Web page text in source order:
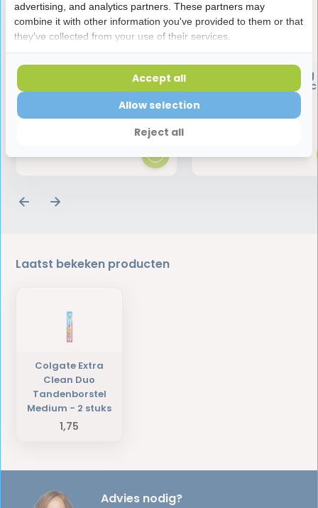
Halita Tandpasta | 75 ml
5,45
Colgate Zig Zag
Tandenborstel
0,89
Laatst bekeken producten
Colgate Extra
Clean Duo
Tandenborstel
Medium - 2 stuks
1,75
Advies nodig?
advertising, and analytics partners. These partners may
combine it with other information you've provided to them or that
they've collected from your use of their services.
Reject all
Allow selection
Accept all